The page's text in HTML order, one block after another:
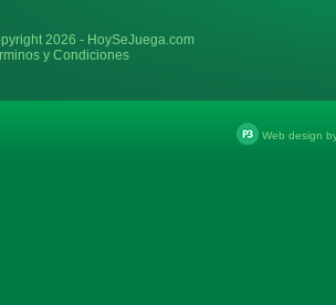
2026 - HoySeJuega.com
y Condiciones
Web design